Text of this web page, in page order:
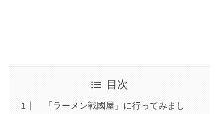
目次
「ラーメン戦國屋」に行ってみまし